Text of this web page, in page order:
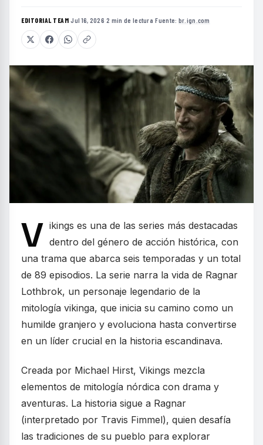
EDITORIAL TEAM·Jul 16, 2026·2 min de lectura·Fuente: br.ign.com
V ikings es una de las series más destacadas
dentro del género de acción histórica, con
una trama que abarca seis temporadas y un total
de 89 episodios. La serie narra la vida de Ragnar
Lothbrok, un personaje legendario de la
mitología vikinga, que inicia su camino como un
humilde granjero y evoluciona hasta convertirse
en un líder crucial en la historia escandinava.
Creada por Michael Hirst, Vikings mezcla
elementos de mitología nórdica con drama y
aventuras. La historia sigue a Ragnar
(interpretado por Travis Fimmel), quien desafía
las tradiciones de su pueblo para explorar